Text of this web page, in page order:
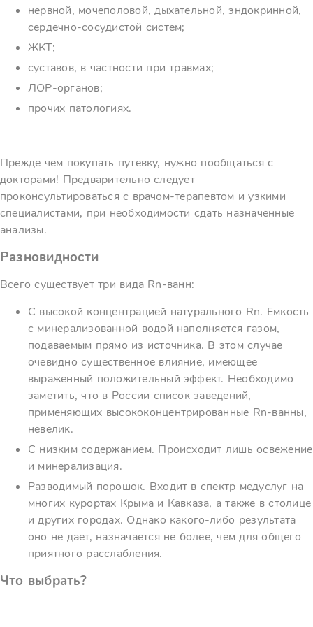
нервной, мочеполовой, дыхательной, эндокринной,
сердечно-сосудистой систем;
ЖКТ;
суставов, в частности при травмах;
ЛОР-органов;
прочих патологиях.
Прежде чем покупать путевку, нужно пообщаться с
докторами! Предварительно следует
проконсультироваться с врачом-терапевтом и узкими
специалистами, при необходимости сдать назначенные
анализы.
Разновидности
Всего существует три вида Rn-ванн:
С высокой концентрацией натурального Rn. Емкость
с минерализованной водой наполняется газом,
подаваемым прямо из источника. В этом случае
очевидно существенное влияние, имеющее
выраженный положительный эффект. Необходимо
заметить, что в России список заведений,
применяющих высококонцентрированные Rn-ванны,
невелик.
С низким содержанием. Происходит лишь освежение
и минерализация.
Разводимый порошок. Входит в спектр медуслуг на
многих курортах Крыма и Кавказа, а также в столице
и других городах. Однако какого-либо результата
оно не дает, назначается не более, чем для общего
приятного расслабления.
Что выбрать?